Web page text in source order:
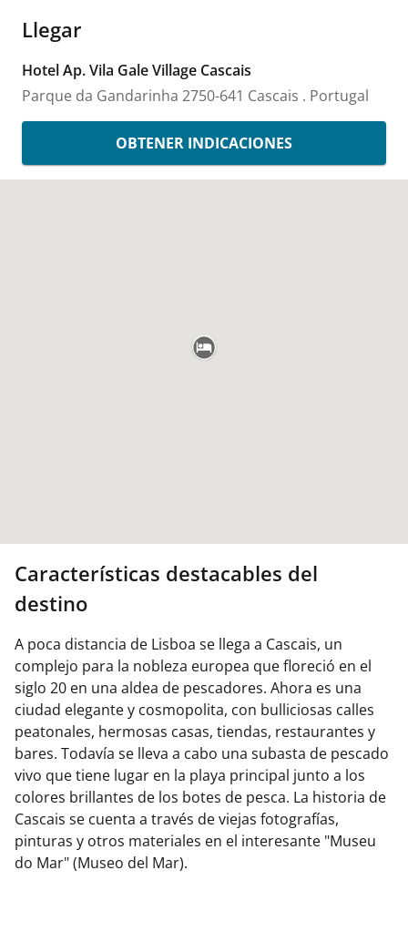
Llegar
Hotel Ap. Vila Gale Village Cascais
Parque da Gandarinha 2750-641 Cascais . Portugal
OBTENER INDICACIONES
Características destacables del
destino
A poca distancia de Lisboa se llega a Cascais, un
complejo para la nobleza europea que floreció en el
siglo 20 en una aldea de pescadores. Ahora es una
ciudad elegante y cosmopolita, con bulliciosas calles
peatonales, hermosas casas, tiendas, restaurantes y
bares. Todavía se lleva a cabo una subasta de pescado
vivo que tiene lugar en la playa principal junto a los
colores brillantes de los botes de pesca. La historia de
Cascais se cuenta a través de viejas fotografías,
pinturas y otros materiales en el interesante "Museu
do Mar" (Museo del Mar).